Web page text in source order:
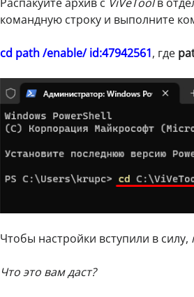
командную строку и выполните
cd path /enable/ id:47942561, где
Чтобы настройки вступили в силу,
Что это вам даст?